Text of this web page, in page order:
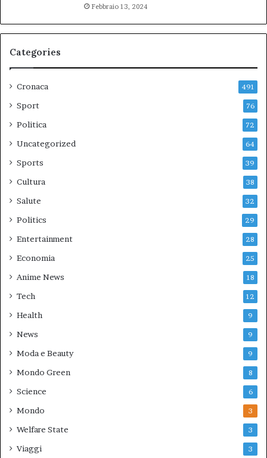
Febbraio 13, 2024
Categories
Cronaca 491
Sport 76
Politica 72
Uncategorized 64
Sports 39
Cultura 38
Salute 32
Politics 29
Entertainment 28
Economia 25
Anime News 18
Tech 12
Health 9
News 9
Moda e Beauty 9
Mondo Green 8
Science 6
Mondo 3
Welfare State 3
Viaggi 3